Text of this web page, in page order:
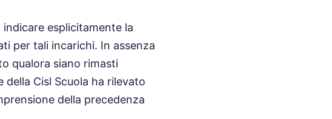
esplicitamente la
per tali incarichi. In assenza
qualora siano rimasti
Cisl Scuola ha rilevato
della precedenza